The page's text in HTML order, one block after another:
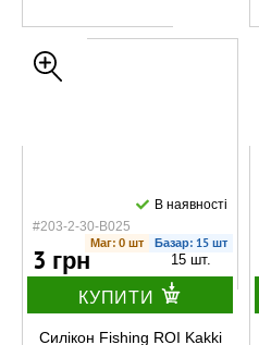
#203-2-30-B025
В наявності
Маг: 0 шт Базар: 15 шт
3 грн 15 шт.
КУПИТИ
Силікон Fishing ROI Kakki